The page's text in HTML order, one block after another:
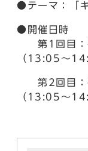
●テーマ：「
●開催日時
第1回目：
（13:05～
第2回目：
（13:05～